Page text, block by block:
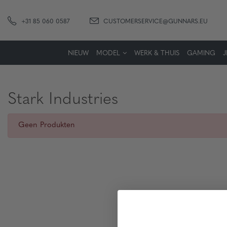
+31 85 060 0587 CUSTOMERSERVICE@GUNNARS.EU
NIEUW MODEL WERK & THUIS GAMING
Stark Industries
Geen Produkten